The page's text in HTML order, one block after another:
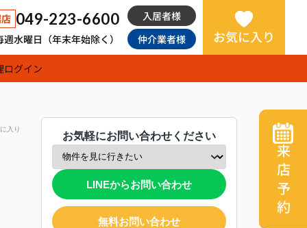
049-223-6600
水曜日（年末年始除く）
入居者様
仲介業者様
お気に入り
ログイン
入り
お気軽にお問い合わせください
LINEからお問い合わせ
無料お問い合わせ
来店予約